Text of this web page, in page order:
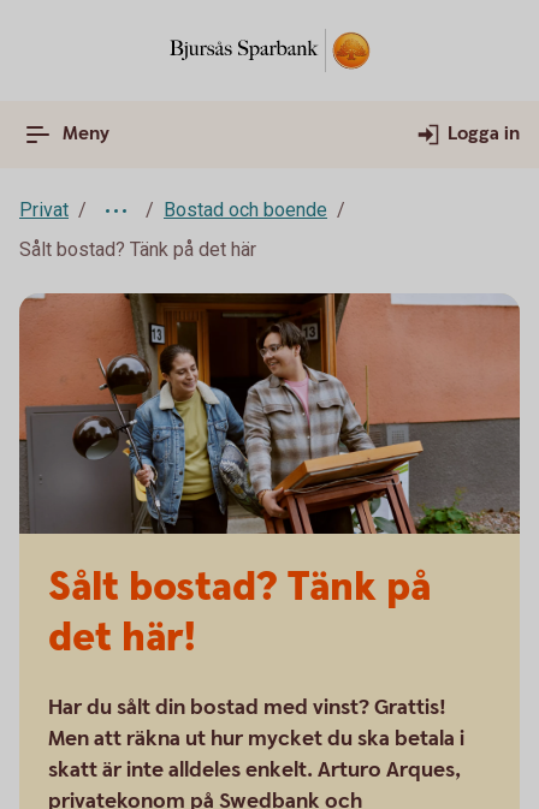
Meny Logga in
Privat
Bostad och boende
Sålt bostad? Tänk på det här
Sålt bostad? Tänk på
det här!
Har du sålt din bostad med vinst? Grattis!
Men att räkna ut hur mycket du ska betala i
skatt är inte alldeles enkelt. Arturo Arques,
privatekonom på Swedbank och